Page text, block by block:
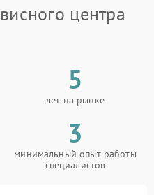
центра
5
лет на рынке
3
минимальный опыт работы
специалистов